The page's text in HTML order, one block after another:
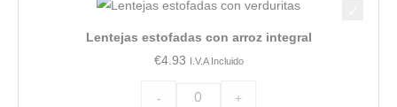
Lentejas estofadas con arroz integral
€4.93 I.V.A Incluido
-
con
arroz
+